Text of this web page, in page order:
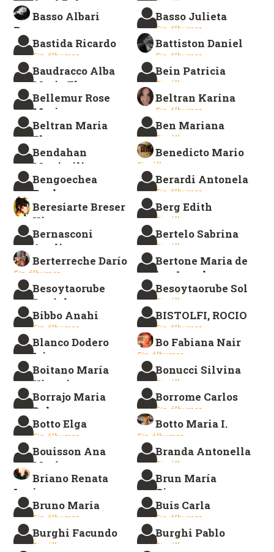
Axel Ruben
Sin álbumes.
Basso Albari
Roxana
Sin álbumes.
Basso Julieta
Sin álbumes.
Bastida Ricardo
Sin álbumes.
Battiston Daniel
Sin álbumes.
Baudracco Alba
Maria Elena
Sin álbumes.
Bein Patricia
Sin álbumes.
Bellemur Rose
Marie
Sin álbumes.
Beltran Karina
Sin álbumes.
Beltran Maria
Elena
Sin álbumes.
Ben Mariana
Sin álbumes.
Bendahan
Maximiliano
Sin álbumes.
Benedicto Mario
Sin álbumes.
Bengoechea
Paula
Sin álbumes.
Berardi Antonela
Sin álbumes.
Beresiarte Breser
Ximena
Sin álbumes.
Berg Edith
Sin álbumes.
Bernasconi
Analia
Sin álbumes.
Bertelo Sabrina
Sin álbumes.
Berterreche Darío
Sin álbumes.
Bertone Maria de
los Angeles
Sin álbumes.
Besoytaorube
Daniel
Sin álbumes.
Besoytaorube Sol
Sin álbumes.
Bibbo Anahi
Sin álbumes.
BISTOLFI, ROCIO
Sin álbumes.
Blanco Dodero
Isis
Sin álbumes.
Bo Fabiana Nair
Sin álbumes.
Boitano María
Victoria
Sin álbumes.
Bonucci Silvina
Sin álbumes.
Borrajo Maria
Dolores
Sin álbumes.
Borrome Carlos
Sin álbumes.
Botto Elga
Sin álbumes.
Botto Maria I.
Sin álbumes.
Bouisson Ana
María
Sin álbumes.
Branda Antonella
Sin álbumes.
Briano Renata
Luciana
Sin álbumes.
Brun María
Gimena
Sin álbumes.
Bruno Maria
Sin álbumes.
Buis Carla
Sin álbumes.
Burghi Facundo
Sin álbumes.
Burghi Pablo
Sin álbumes.